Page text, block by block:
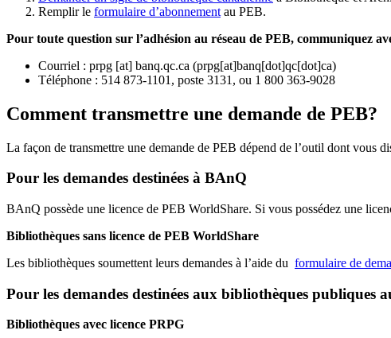
Remplir le formulaire d’abonnement au PEB.
Pour toute question sur l’adhésion au réseau de PEB, communiquez
Courriel : prpg [at] banq.qc.ca (prpg[at]banq[dot]qc[dot]ca)
Téléphone : 514 873-1101, poste 3131, ou 1 800 363-9028
Comment transmettre une demande de PEB?
La façon de transmettre une demande de PEB dépend de l’outil dont vous
Pour les demandes destinées à BAnQ
BAnQ possède une licence de PEB WorldShare. Si vous possédez une
Bibliothèques sans licence de PEB WorldShare
Les bibliothèques soumettent leurs demandes à l’aide du formulaire de
Pour les demandes destinées aux bibliothèques publiques
Bibliothèques avec licence PRPG